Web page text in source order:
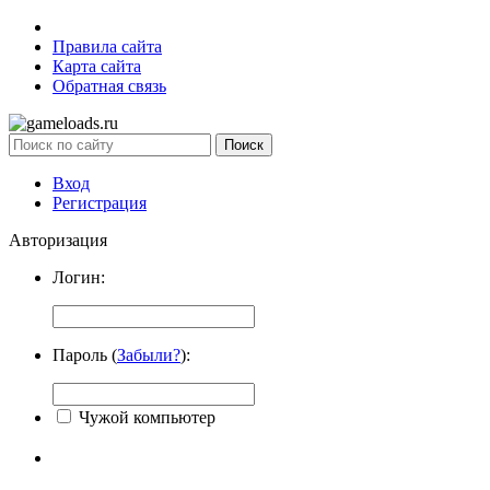
Правила сайта
Карта сайта
Обратная связь
Вход
Регистрация
Авторизация
Логин:
Пароль (Забыли?):
Чужой компьютер